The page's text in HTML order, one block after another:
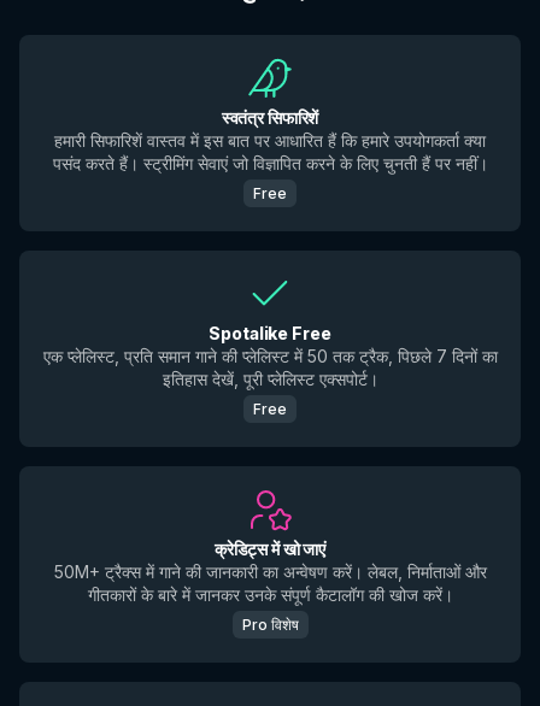
स्वतंत्र सिफारिशें
हमारी सिफारिशें वास्तव में इस बात पर आधारित हैं कि हमारे उपयोगकर्ता क्या
पसंद करते हैं। स्ट्रीमिंग सेवाएं जो विज्ञापित करने के लिए चुनती हैं पर नहीं।
Free
Spotalike Free
एक प्लेलिस्ट, प्रति समान गाने की प्लेलिस्ट में 50 तक ट्रैक, पिछले 7 दिनों का
इतिहास देखें, पूरी प्लेलिस्ट एक्सपोर्ट।
Free
क्रेडिट्स में खो जाएं
50M+ ट्रैक्स में गाने की जानकारी का अन्वेषण करें। लेबल, निर्माताओं और
गीतकारों के बारे में जानकर उनके संपूर्ण कैटालॉग की खोज करें।
Pro विशेष